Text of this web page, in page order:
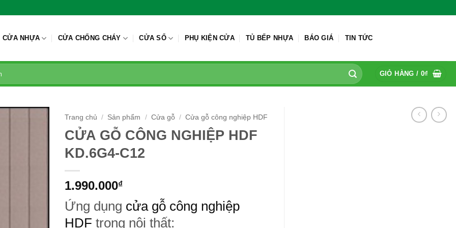
CỬA NHỰA CỬA CHỐNG CHÁY CỬA SỔ PHỤ KIỆN CỬA TỦ BẾP NHỰA BÁO GIÁ TIN TỨC
GIỎ HÀNG / 0₫
Trang chủ / Sản phẩm / Cửa gỗ / Cửa gỗ công nghiệp HDF
CỬA GỖ CÔNG NGHIỆP HDF
KD.6G4-C12
1.990.000₫
Ứng dụng cửa gỗ công nghiệp
HDF trong nội thất: